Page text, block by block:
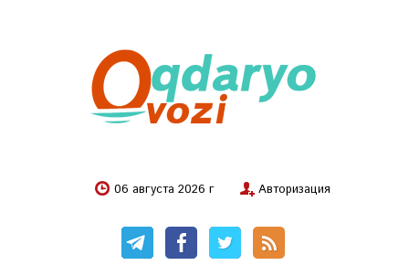
06 августа 2026 г Авторизация